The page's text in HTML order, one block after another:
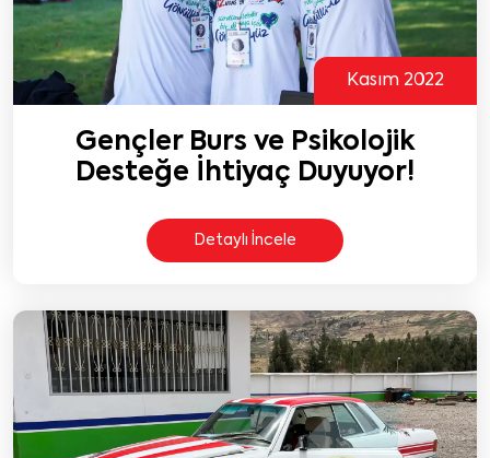
Kasım 2022
Gençler Burs ve Psikolojik
Desteğe İhtiyaç Duyuyor!
Detaylı İncele